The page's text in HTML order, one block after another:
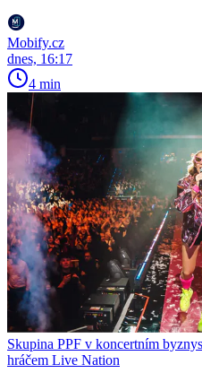
Mobify.cz
dnes, 16:17
4 min
Skupina PPF v koncertním
hráčem Live Nation